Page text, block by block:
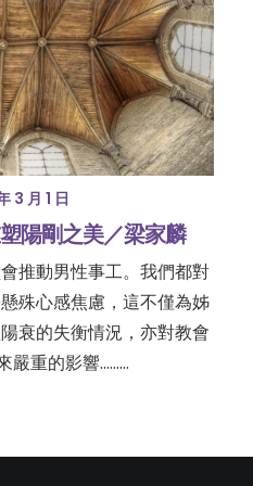
3 月 1 日
陽剛之美／梁家麟
推動男性事工。我們都對
殊心感焦慮，這不僅為姊
衰的失衡情況，亦對教會
嚴重的影響......…